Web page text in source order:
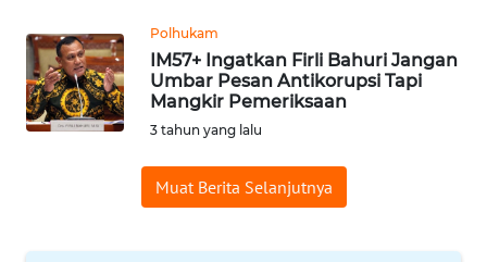
Polhukam
IM57+ Ingatkan Firli Bahuri Jangan
Umbar Pesan Antikorupsi Tapi
Mangkir Pemeriksaan
3 tahun yang lalu
Muat Berita Selanjutnya
WN
KEPULAUAN
SERIBU
BINJAI